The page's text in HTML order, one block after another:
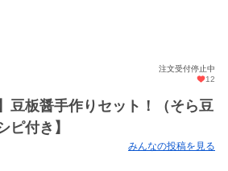
注文受付停止中
12
豆板醤手作りセット！（そら豆
ピ付き】
みんなの投稿を見る